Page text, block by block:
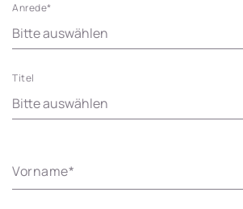
Anrede*
Titel
Vorname*